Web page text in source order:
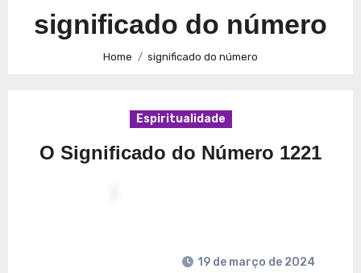
Caminhos para a Plenitude no Presente
Espiritualidade: Conexão e Significado no Presente
significado do número
Home significado do número
Espiritualidade
O Significado do Número 1221
19 de março de 2024